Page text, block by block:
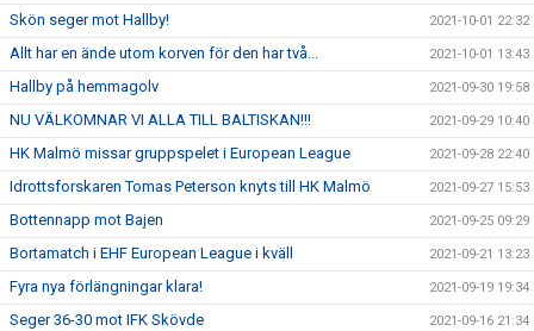
Skön seger mot Hallby! 2021-10-01 22:32
Allt har en ände utom korven för den har två... 2021-10-01 13:43
Hallby på hemmagolv 2021-09-30 19:58
NU VÄLKOMNAR VI ALLA TILL BALTISKAN!!! 2021-09-29 10:40
HK Malmö missar gruppspelet i European League 2021-09-28 22:40
Idrottsforskaren Tomas Peterson knyts till HK Malmö 2021-09-27 15:53
Bottennapp mot Bajen 2021-09-25 09:29
Bortamatch i EHF European League i kväll 2021-09-21 13:23
Fyra nya förlängningar klara! 2021-09-19 19:34
Seger 36-30 mot IFK Skövde 2021-09-16 21:34